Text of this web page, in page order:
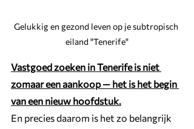
Gelukkig en gezond leven op je subtropisch
eiland "Tenerife"
Vastgoed zoeken in Tenerife is niet
zomaar een aankoop — het is het begin
van een nieuw hoofdstuk.
En precies daarom is het zo belangrijk